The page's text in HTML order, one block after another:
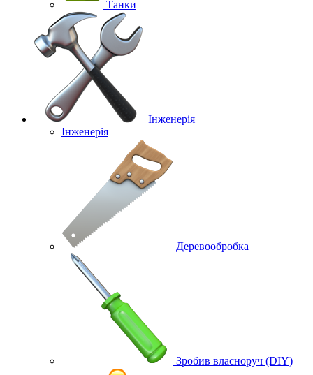
Танки
Інженерія
Інженерія
Деревообробка
Зробив власноруч (DIY)